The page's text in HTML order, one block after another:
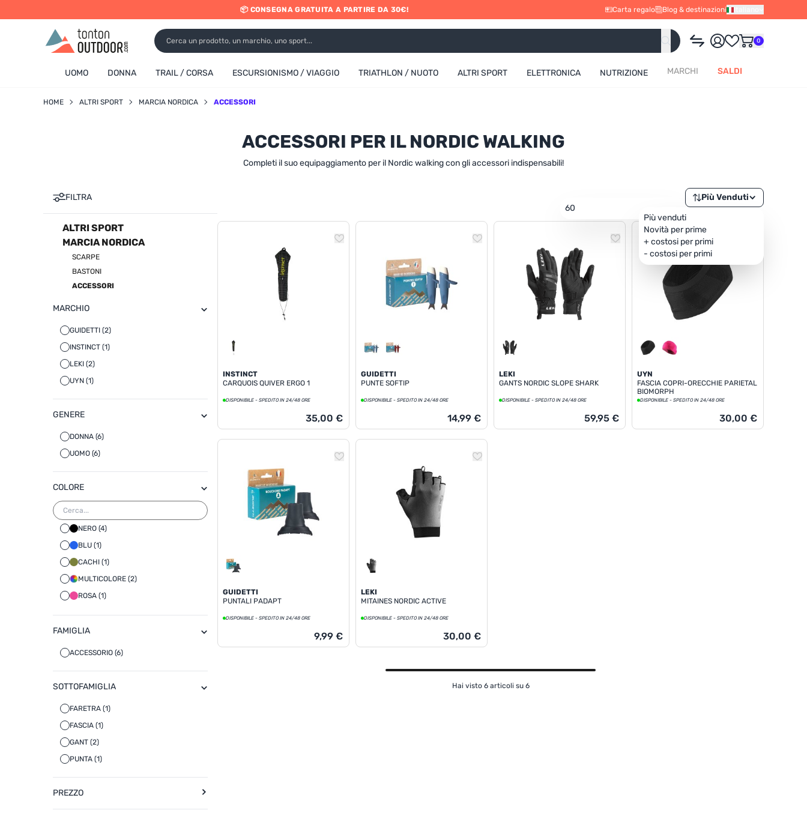
content
📦 CONSEGNA GRATUITA A PARTIRE DA 30€! Carta regalo Blog & destinazioni Italiano
0
UOMO DONNA TRAIL / CORSA ESCURSIONISMO / VIAGGIO TRIATHLON / NUOTO ALTRI SPORT ELETTRONICA NUTRIZIONE MARCHI SALDI
HOME ALTRI SPORT MARCIA NORDICA ACCESSORI
ACCESSORI PER IL NORDIC WALKING
Completi il suo equipaggiamento per il Nordic walking con gli accessori indispensabili!
FILTRA
60
Più Venduti
Più venduti
Novità per prime
+ costosi per primi
- costosi per primi
ALTRI SPORT
MARCIA NORDICA
SCARPE
BASTONI
ACCESSORI
MARCHIO
GUIDETTI (2)
INSTINCT (1)
LEKI (2)
UYN (1)
GENERE
DONNA (6)
UOMO (6)
COLORE
NERO (4)
BLU (1)
CACHI (1)
MULTICOLORE (2)
ROSA (1)
TURCHESE (1)
FAMIGLIA
ACCESSORIO (6)
SOTTOFAMIGLIA
FARETRA (1)
FASCIA (1)
GANT (2)
PUNTA (1)
PREZZO
INSTINCT
CARQUOIS QUIVER ERGO 1
DISPONIBILE - SPEDITO IN 24/48 ORE
35,00 €
GUIDETTI
PUNTE SOFTIP
DISPONIBILE - SPEDITO IN 24/48 ORE
14,99 €
LEKI
GANTS NORDIC SLOPE SHARK
DISPONIBILE - SPEDITO IN 24/48 ORE
59,95 €
UYN
FASCIA COPRI-ORECCHIE PARIETAL
BIOMORPH
DISPONIBILE - SPEDITO IN 24/48 ORE
30,00 €
GUIDETTI
PUNTALI PADAPT
DISPONIBILE - SPEDITO IN 24/48 ORE
9,99 €
LEKI
MITAINES NORDIC ACTIVE
DISPONIBILE - SPEDITO IN 24/48 ORE
30,00 €
Hai visto 6 articoli su 6